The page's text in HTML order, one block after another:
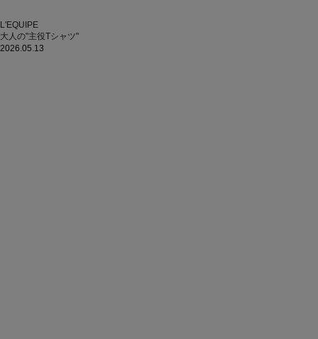
L'EQUIPE
大人の"主役Tシャツ"
2026.05.13